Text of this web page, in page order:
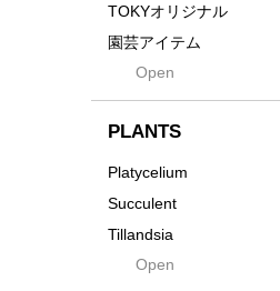
Grid
Innocence
Kodama
TOKYオリジナル
園芸アイテム
土・化粧石・活力剤
インテリア・デザイン雑
その他
Open
PLANTS
Platycelium
Succulent
Tillandsia
SeedsOpen